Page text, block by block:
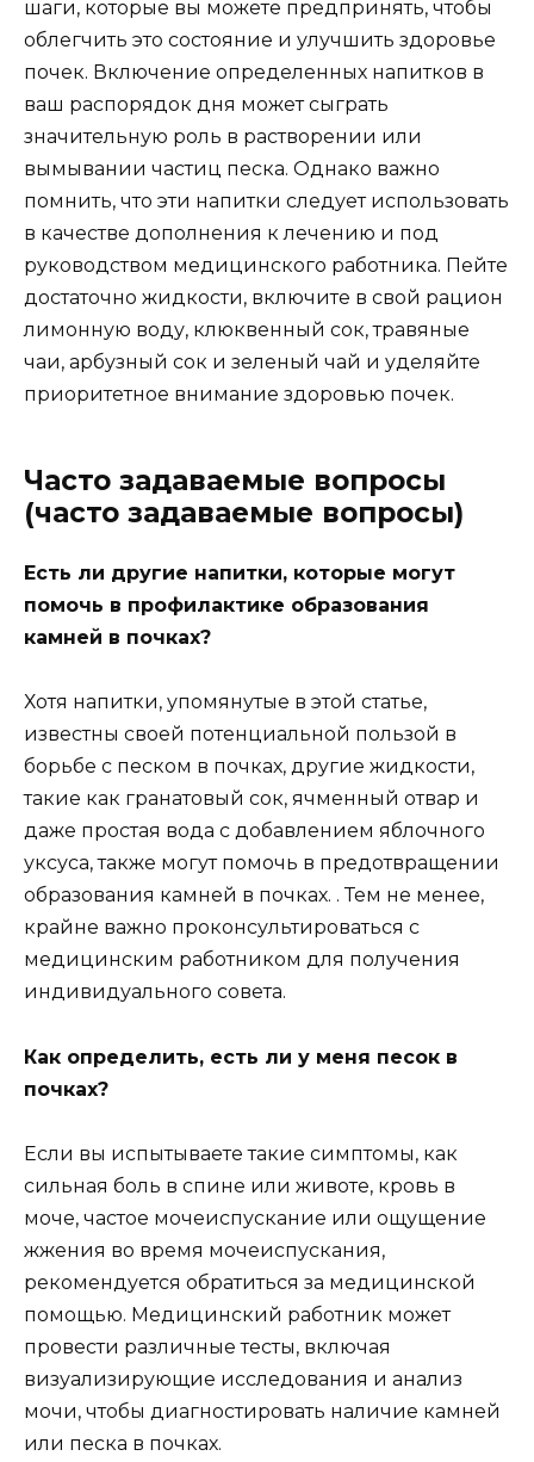
шаги, которые вы можете предпринять, чтобы
облегчить это состояние и улучшить здоровье
почек. Включение определенных напитков в
ваш распорядок дня может сыграть
значительную роль в растворении или
вымывании частиц песка. Однако важно
помнить, что эти напитки следует использовать
в качестве дополнения к лечению и под
руководством медицинского работника. Пейте
достаточно жидкости, включите в свой рацион
лимонную воду, клюквенный сок, травяные
чаи, арбузный сок и зеленый чай и уделяйте
приоритетное внимание здоровью почек.
Часто задаваемые вопросы
(часто задаваемые вопросы)
Есть ли другие напитки, которые могут
помочь в профилактике образования
камней в почках?
Хотя напитки, упомянутые в этой статье,
известны своей потенциальной пользой в
борьбе с песком в почках, другие жидкости,
такие как гранатовый сок, ячменный отвар и
даже простая вода с добавлением яблочного
уксуса, также могут помочь в предотвращении
образования камней в почках. . Тем не менее,
крайне важно проконсультироваться с
медицинским работником для получения
индивидуального совета.
Как определить, есть ли у меня песок в
почках?
Если вы испытываете такие симптомы, как
сильная боль в спине или животе, кровь в
моче, частое мочеиспускание или ощущение
жжения во время мочеиспускания,
рекомендуется обратиться за медицинской
помощью. Медицинский работник может
провести различные тесты, включая
визуализирующие исследования и анализ
мочи, чтобы диагностировать наличие камней
или песка в почках.